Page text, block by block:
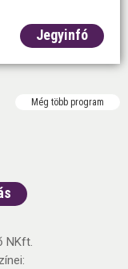
Jegyinfó
Még több program
NKft.